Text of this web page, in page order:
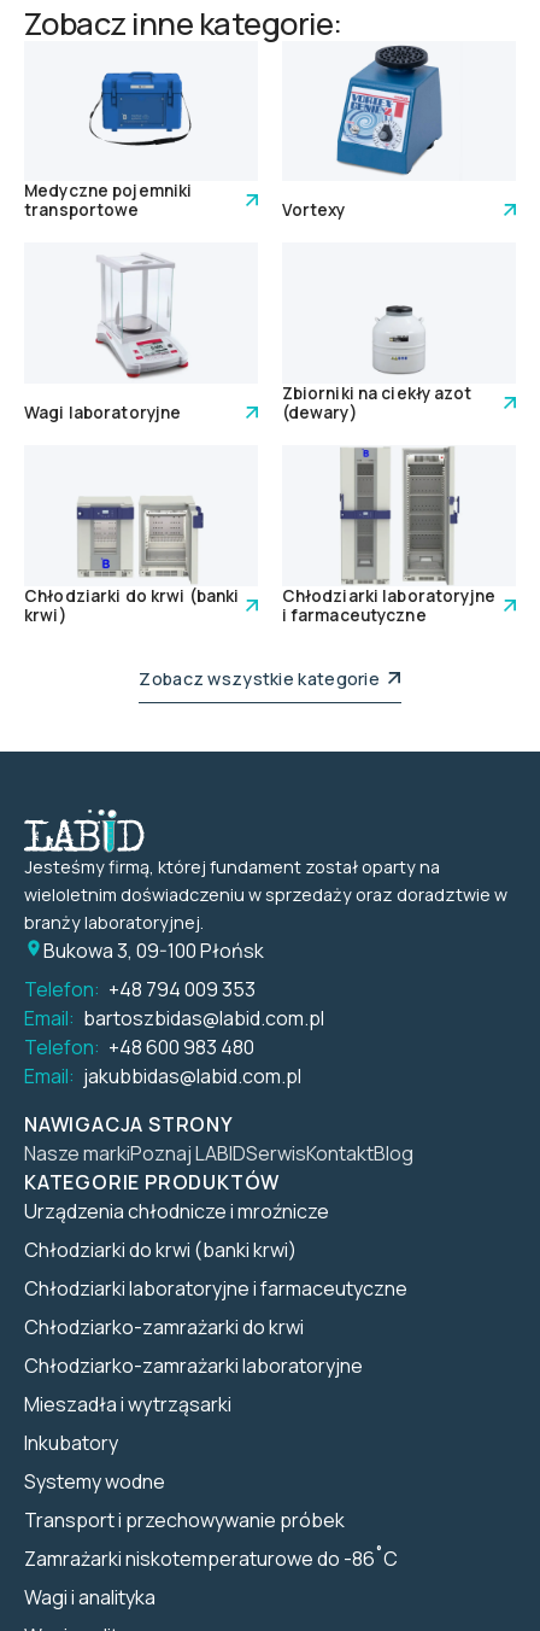
Zobacz inne kategorie:
Medyczne pojemniki
transportowe
Vortexy
Wagi laboratoryjne
Zbiorniki na ciekły azot
(dewary)
Chłodziarki do krwi (banki
krwi)
Chłodziarki laboratoryjne
i farmaceutyczne
Zobacz wszystkie kategorie
Jesteśmy firmą, której fundament został oparty na
wieloletnim doświadczeniu w sprzedaży oraz doradztwie w
branży laboratoryjnej.
Bukowa 3, 09-100 Płońsk
Telefon: +48 794 009 353
Email: bartoszbidas@labid.com.pl
Telefon: +48 600 983 480
Email: jakubbidas@labid.com.pl
NAWIGACJA STRONY
Nasze markiPoznaj LABIDSerwisKontaktBlog
KATEGORIE PRODUKTÓW
Urządzenia chłodnicze i mroźnicze
Chłodziarki do krwi (banki krwi)
Chłodziarki laboratoryjne i farmaceutyczne
Chłodziarko-zamrażarki do krwi
Chłodziarko-zamrażarki laboratoryjne
Mieszadła i wytrząsarki
Inkubatory
Systemy wodne
Transport i przechowywanie próbek
Zamrażarki niskotemperaturowe do -86˚C
Wagi i analityka